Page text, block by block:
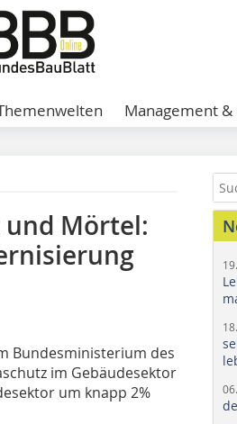
Management &
und Mörtel:
Bundesministerium des
im Gebäudesektor
um knapp 2%